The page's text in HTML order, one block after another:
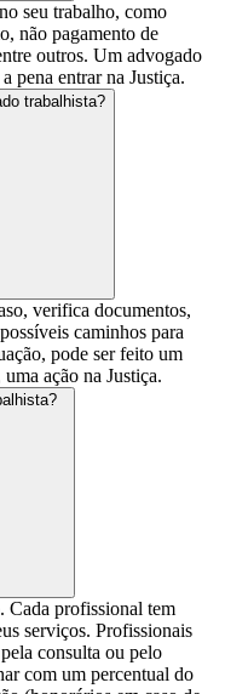
seu trabalho, como
não pagamento de
outros. Um advogado
pena entrar na Justiça.
trabalhista?
verifica documentos,
caminhos para
pode ser feito um
ação na Justiça.
Cada profissional tem
serviços. Profissionais
consulta ou pelo
com um percentual do